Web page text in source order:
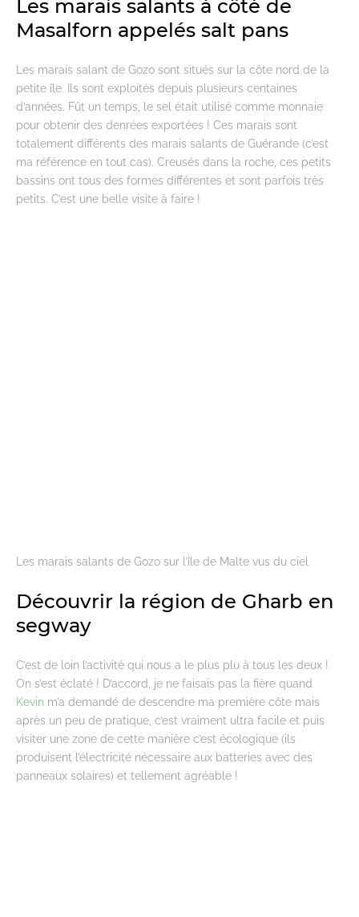
Les marais salants à côté de
Masalforn appelés salt pans
Les marais salant de Gozo sont situés sur la côte nord de la
petite île. Ils sont exploités depuis plusieurs centaines
d’années. Fût un temps, le sel était utilisé comme monnaie
pour obtenir des denrées exportées ! Ces marais sont
totalement différents des marais salants de Guérande (c’est
ma référence en tout cas). Creusés dans la roche, ces petits
bassins ont tous des formes différentes et sont parfois très
petits. C’est une belle visite à faire !
Les marais salants de Gozo sur l’île de Malte vus du ciel
Découvrir la région de Gharb en
segway
C’est de loin l’activité qui nous a le plus plu à tous les deux !
On s’est éclaté ! D’accord, je ne faisais pas la fière quand
Kevin m’a demandé de descendre ma première côte mais
après un peu de pratique, c’est vraiment ultra facile et puis
visiter une zone de cette manière c’est écologique (ils
produisent l’électricité nécessaire aux batteries avec des
panneaux solaires) et tellement agréable !